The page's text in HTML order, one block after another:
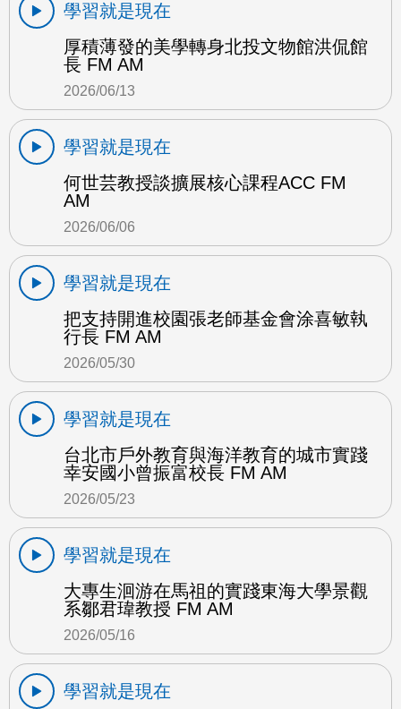
學習就是現在
厚積薄發的美學轉身北投文物館洪侃館
長 FM AM
2026/06/13
學習就是現在
何世芸教授談擴展核心課程ACC FM
AM
2026/06/06
學習就是現在
把支持開進校園張老師基金會涂喜敏執
行長 FM AM
2026/05/30
學習就是現在
台北市戶外教育與海洋教育的城市實踐
幸安國小曾振富校長 FM AM
2026/05/23
學習就是現在
大專生洄游在馬祖的實踐東海大學景觀
系鄒君瑋教授 FM AM
2026/05/16
學習就是現在